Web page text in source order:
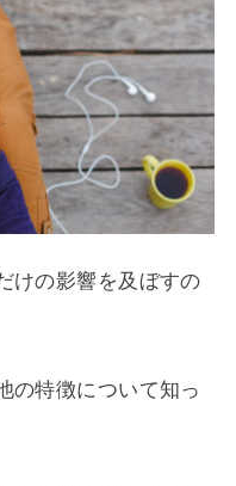
けの影響を及ぼすの
の特徴について知っ